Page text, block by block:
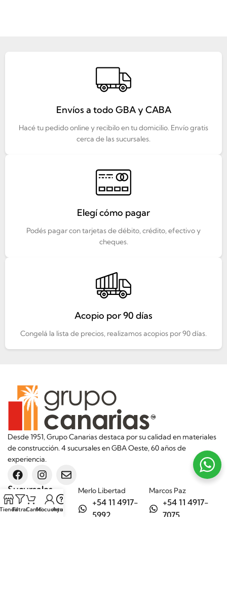
Envíos a todo GBA y CABA
Hacé tu pedido online y recibilo en tu domicilio. Envío gratis
cerca de las sucursales.
Elegí cómo pagar
Podés pagar con tarjetas de débito, crédito, efectivo y
cheques.
Acopio por 90 días
Congelá la lista de precios, realizamos acopios por 90 días.
Desde 1951, Grupo Canarias destaca por su calidad en materiales
de construcción. 4 sucursales en GBA Oeste, 60 años de
experiencia.
Sucursales Merlo Libertad
+54 11 4917-
5992
Marcos Paz
+54 11 4917-
7075
FiltrarCarritoMi cuenta
Ayuda